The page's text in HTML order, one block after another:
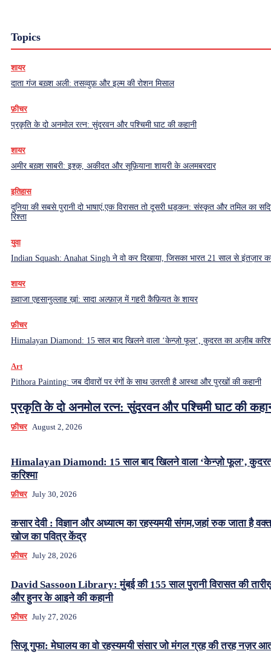
Topics
शायर
दाता गंज बख़्श अली: तसव्वुफ़ और इल्म की रोशन मिसाल
फ़ीचर
प्रकृति के दो अनमोल रत्न: सुंदरवन और पश्चिमी घाट की कहानी
शायर
अमीर बख़्श साबरी: इश्क़, अकीदत और सूफ़ियाना शायरी के अलमबरदार
इतिहास
दुनिया की सबसे पुरानी दो भाषाएं,एक विरासत तो दूसरी धड़कन: संस्कृत और तमिल का
रिश्ता
युवा
Indian Squash: Anahat Singh ने वो कर दिखाया, जिसका भारत 21 साल से इंतज़ार
शायर
ख़्वाजा एहसानुल्लाह ख़ां: सादा अल्फ़ाज़ में गहरी कैफ़ियत के शायर
फ़ीचर
Himalayan Diamond: 15 साल बाद खिलने वाला ‘केन्ज़ो फूल’, कुदरत का अज़ीब
Art
Pithora Painting: जब दीवारों पर रंगों के साथ उतरती है आस्था और पुरखों की कहानी
प्रकृति के दो अनमोल रत्न: सुंदरवन और पश्चिमी घाट की
फ़ीचर August 2, 2026
Himalayan Diamond: 15 साल बाद खिलने वाला ‘केन्ज़ो फूल’,
करिश्मा
फ़ीचर July 30, 2026
कसार देवी : विज्ञान और अध्यात्म का रहस्यमयी संगम,जहां रुक जाता है
खोज का पवित्र केंद्र
फ़ीचर July 28, 2026
David Sassoon Library: मुंबई की 155 साल पुरानी विरासत की
और हुनर के आइने की कहानी
फ़ीचर July 27, 2026
सिजू गुफा: मेघालय का वो रहस्यमयी संसार जो मंगल ग्रह की तरह नज़र